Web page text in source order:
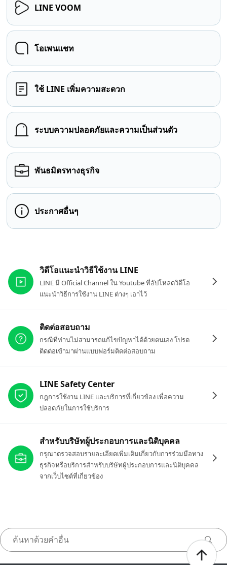
LINE VOOM
โอเพนแชท
ใช้ LINE เพิ่มความสะดวก
ระบบความปลอดภัยและความเป็นส่วนตัว
พันธมิตรทางธุรกิจ
ประกาศอื่นๆ
วิดีโอแนะนำวิธีใช้งาน LINE
LINE มี Official Channel ใน Youtube ที่อัปโหลดวิดีโอ
แนะนำวิธีการใช้งาน LINE ต่างๆ เอาไว้
ติดต่อสอบถาม
กรณีที่ท่านไม่สามารถแก้ไขปัญหาได้ด้วยตนเอง โปรด
ติดต่อเข้ามาผ่านแบบฟอร์มติดต่อสอบถาม
LINE Safety Center
กฎการใช้งาน LINE และบริการที่เกี่ยวข้อง เพื่อความ
ปลอดภัยในการใช้บริการ
สำหรับบริษัทผู้ประกอบการและนิติบุคคล
กรุณาตรวจสอบรายละเอียดเพิ่มเติมเกี่ยวกับการร่วมมือทาง
ธุรกิจหรือบริการสำหรับบริษัทผู้ประกอบการและนิติบุคคล
จากเว็บไซต์ที่เกี่ยวข้อง